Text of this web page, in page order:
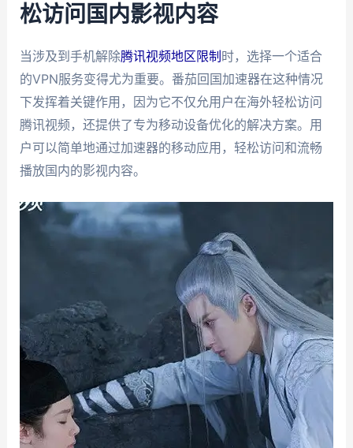
松访问国内影视内容
当涉及到手机解除腾讯视频地区限制时，选择一个适合
的VPN服务变得尤为重要。番茄回国加速器在这种情况
下发挥着关键作用，因为它不仅允用户在海外轻松访问
腾讯视频，还提供了专为移动设备优化的解决方案。用
户可以简单地通过加速器的移动应用，轻松访问和流畅
播放国内的影视内容。